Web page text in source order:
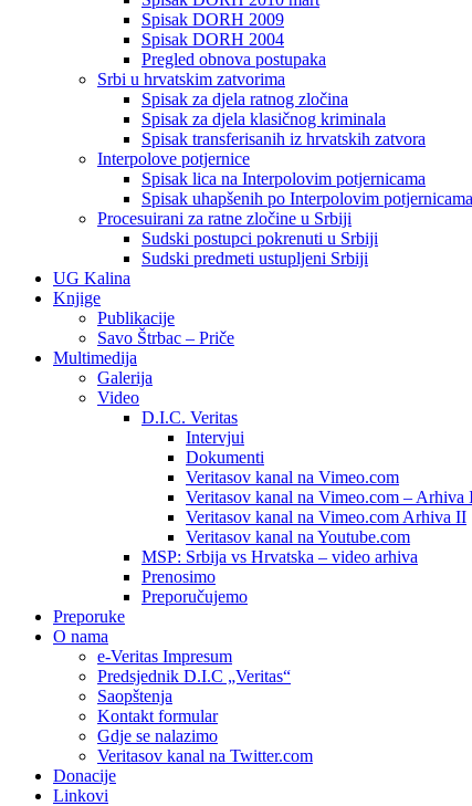
Spisak DORH 2009
Spisak DORH 2004
Pregled obnova postupaka
Srbi u hrvatskim zatvorima
Spisak za djela ratnog zločina
Spisak za djela klasičnog kriminala
Spisak transferisanih iz hrvatskih zatvora
Interpolove potjernice
Spisak lica na Interpolovim potjernicama
Spisak uhapšenih po Interpolovim potjernicama
Procesuirani za ratne zločine u Srbiji
Sudski postupci pokrenuti u Srbiji
Sudski predmeti ustupljeni Srbiji
UG Kalina
Knjige
Publikacije
Savo Štrbac – Priče
Multimedija
Galerija
Video
D.I.C. Veritas
Intervjui
Dokumenti
Veritasov kanal na Vimeo.com
Veritasov kanal na Vimeo.com – Arhiva
Veritasov kanal na Vimeo.com Arhiva II
Veritasov kanal na Youtube.com
MSP: Srbija vs Hrvatska – video arhiva
Prenosimo
Preporučujemo
Preporuke
O nama
e-Veritas Impresum
Predsjednik D.I.C „Veritas“
Saopštenja
Kontakt formular
Gdje se nalazimo
Veritasov kanal na Twitter.com
Donacije
Linkovi